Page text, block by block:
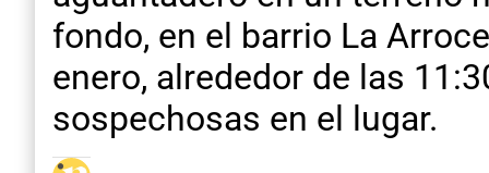
fondo, en el barrio La
enero, alrededor de las
sospechosas en el lugar.